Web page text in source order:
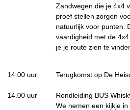
Zandwegen die je 4x4
proef stellen zorgen
natuurlijk voor punten.
vaardigheid met de
je je route zien te
14.00 uur Terugkomst op De
14.00 uur
Rondleiding BUS
We nemen een kijkje